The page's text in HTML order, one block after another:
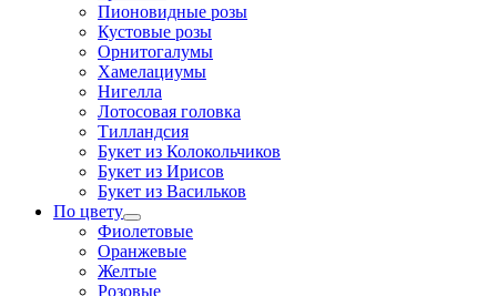
Пионовидные розы
Кустовые розы
Орнитогалумы
Хамелациумы
Нигелла
Лотосовая головка
Тилландсия
Букет из Колокольчиков
Букет из Ирисов
Букет из Васильков
По цвету
Фиолетовые
Оранжевые
Желтые
Розовые